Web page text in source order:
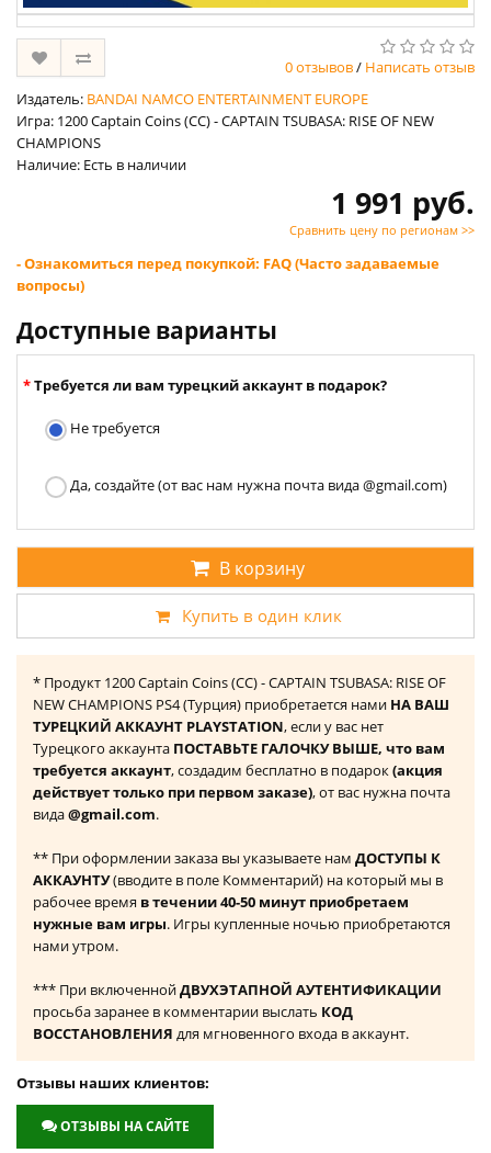
0 отзывов/ Написать отзыв
Издатель: BANDAI NAMCO ENTERTAINMENT EUROPE
Игра: 1200 Captain Coins (CC) - CAPTAIN TSUBASA: RISE OF NEW
CHAMPIONS
Наличие: Есть в наличии
1 991 руб.
Сравнить цену по регионам >>
- Ознакомиться перед покупкой: FAQ (Часто задаваемые
вопросы)
Доступные варианты
Требуется ли вам турецкий аккаунт в подарок?
Не требуется
Да, создайте (от вас нам нужна почта вида @gmail.com)
В корзину
Купить в один клик
* Продукт 1200 Captain Coins (CC) - CAPTAIN TSUBASA: RISE OF
NEW CHAMPIONS PS4 (Турция) приобретается нами НА ВАШ
ТУРЕЦКИЙ АККАУНТ PLAYSTATION, если у вас нет
Турецкого аккаунта ПОСТАВЬТЕ ГАЛОЧКУ ВЫШЕ, что вам
требуется аккаунт, создадим бесплатно в подарок(акция
действует только при первом заказе), от вас нужна почта
вида@gmail.com.
** При оформлении заказа вы указываете нам ДОСТУПЫ К
АККАУНТУ(вводите в поле Комментарий) на который мы в
рабочее время в течении 40-50 минут приобретаем
нужные вам игры. Игры купленные ночью приобретаются
нами утром.
*** При включеннойДВУХЭТАПНОЙ АУТЕНТИФИКАЦИИ
просьба заранее в комментарии выслать КОД
ВОССТАНОВЛЕНИЯ для мгновенного входа в аккаунт.
Отзывы наших клиентов:
ОТЗЫВЫ НА САЙТЕ